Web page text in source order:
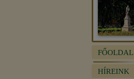
FŐOLDAL
HÍREINK